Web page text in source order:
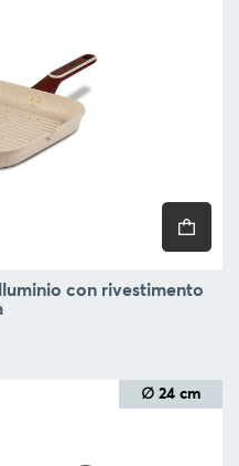
con rivestimento
∅ 24 cm